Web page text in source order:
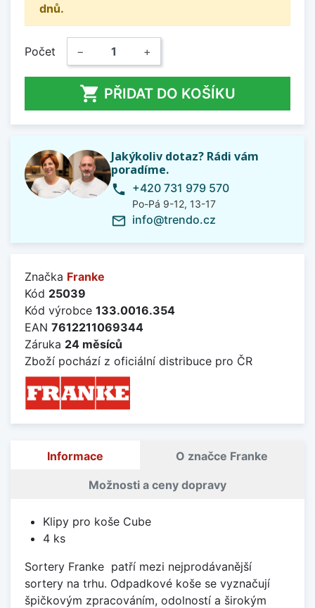
dnů.
Počet − +
 PŘIDAT DO KOŠÍKU
Jakýkoliv dotaz? Rádi vám
poradíme.
phone +420 731 979 570
Po-Pá 9-12, 13-17
mail_outline info@trendo.cz
Značka Franke
Kód 25039
Kód výrobce 133.0016.354
EAN 7612211069344
Záruka 24 měsíců
Zboží pochází z oficiální distribuce pro ČR
Informace O značce Franke
Možnosti a ceny dopravy
Klipy pro koše Cube
4 ks
Sortery Franke patří mezi nejprodávanější
sortery na trhu. Odpadkové koše se vyznačují
špičkovým zpracováním, odolností a širokým